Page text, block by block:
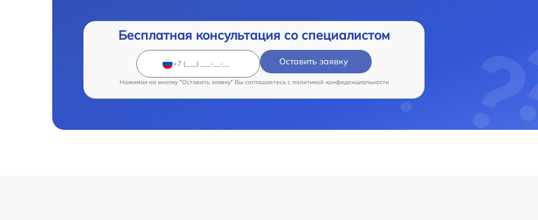
Бесплатная консультация со специалистом
Оставить заявку
Нажимая на кнопку "Оставить заявку" Вы соглашаетесь c политикой конфиденциальности